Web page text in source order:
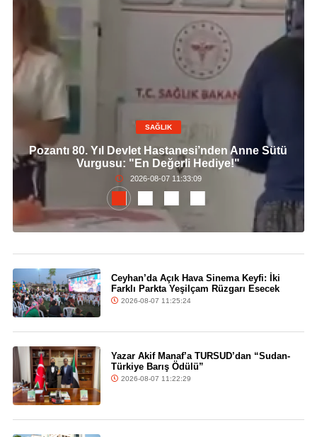
SAĞLIK
Pozantı 80. Yıl Devlet Hastanesi’nden Anne Sütü
Vurgusu: "En Değerli Hediye!"
2026-08-07 11:33:09
Ceyhan’da Açık Hava Sinema Keyfi: İki
Farklı Parkta Yeşilçam Rüzgarı Esecek
2026-08-07 11:25:24
Yazar Akif Manaf’a TURSUD’dan “Sudan-
Türkiye Barış Ödülü”
2026-08-07 11:22:29